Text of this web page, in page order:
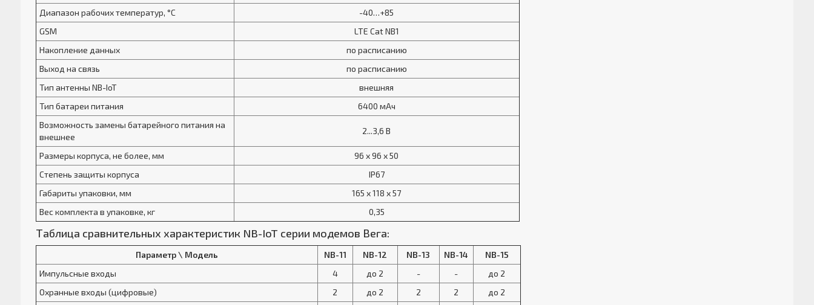
Диапазон рабочих температур, °С
-40…+85
GSM
LTE Cat NB1
Накопление данных
по расписанию
Выход на связь
по расписанию
Тип антенны NB-IoT
внешняя
Тип батареи питания
6400 мАч
Возможность замены батарейного питания на
внешнее
2...3,6 В
Размеры корпуса, не более, мм
96 х 96 х 50
Степень защиты корпуса
IP67
Габариты упаковки, мм
165 х 118 х 57
Вес комплекта в упаковке, кг
0,35
Таблица сравнительных характеристик NB-IoT серии модемов Вега:
Параметр \ Модель NB-11 NB-12 NB-13 NB-14
NB-15
Импульсные входы
4 до 2 - -
до 2
Охранные входы (цифровые)
2 до 2 2 2
до 2